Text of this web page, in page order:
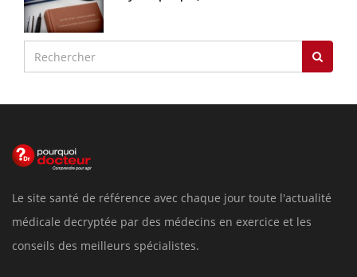
Le site santé de référence avec chaque jour toute l'actualité
médicale decryptée par des médecins en exercice et les
conseils des meilleurs spécialistes.